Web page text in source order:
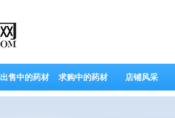
出售中的药材 求购中的药材 店铺风采